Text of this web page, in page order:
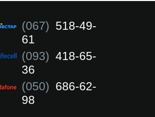
(067) 518-49-
61
(093) 418-65-
36
(050) 686-62-
98